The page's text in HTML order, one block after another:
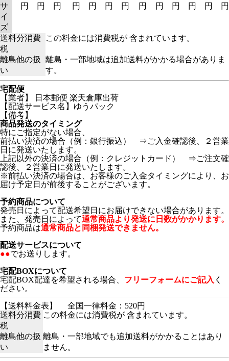
サ
イ
ズ
円
円
円
円
円
円
円
円
円
円
円
円
円
送料分消費
税
この料金には消費税が 含まれています。
離島他の扱
い
離島・一部地域は追加送料がかかる場合がありま
す。
宅配便
【業者】 日本郵便 楽天倉庫出荷
【配送サービス名】ゆうパック
【備考】
商品発送のタイミング
特にご指定がない場合、
前払い決済の場合（例：銀行振込） ⇒ご入金確認後、２営業
日に発送いたします。
上記以外の決済の場合（例：クレジットカード） ⇒ご注文確
認後、２営業日に発送いたします。
※前払い決済の場合は、お客様のご入金タイミングにより、お
届け予定日が前後することがございます。
予約商品について
発売日によって配送希望日にお届けできない場合があります。
また、発売日によって通常商品より発送に日数がかかります。
予約商品は通常商品と同梱発送できません。
配送サービスについて
●●でお送りします。
宅配BOXについて
宅配BOX配達を希望される場合、 フリーフォームにご記入 く
ださい。
【送料料金表】
全国一律料金：520円
送料分消費
税
この料金には消費税が 含まれています。
離島他の扱
い
離島・一部地域でも追加送料がかかることはあり
ません。